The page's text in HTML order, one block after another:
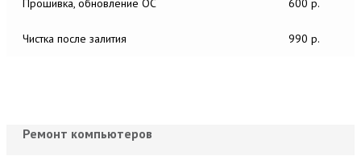
Прошивка, обновление ОС 600 р.
Чистка после залития 990 р.
Ремонт компьютеров